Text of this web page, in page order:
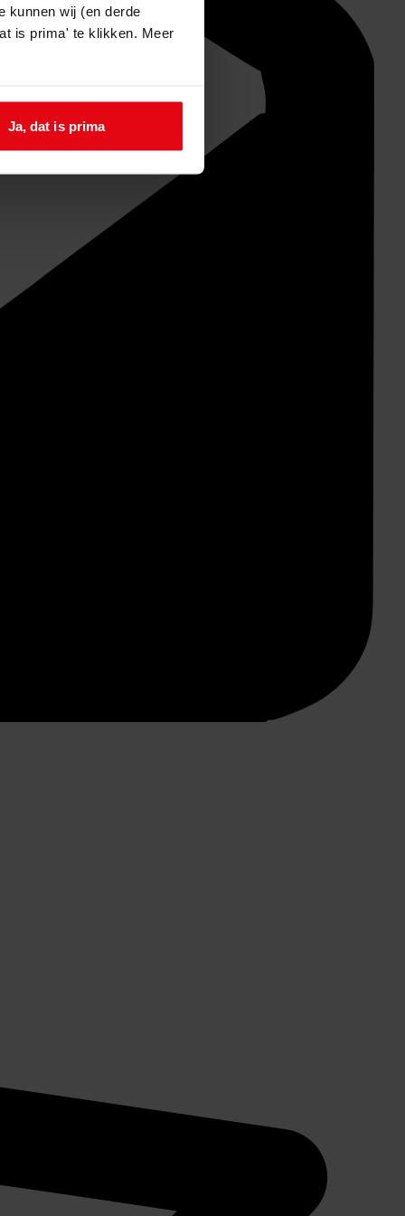
kunnen wij (en derde
is prima' te klikken. Meer
Ja, dat is prima